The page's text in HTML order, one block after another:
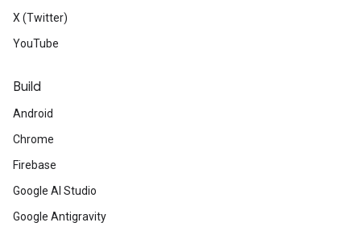
X (Twitter)
YouTube
Build
Android
Chrome
Firebase
Google AI Studio
Google Antigravity